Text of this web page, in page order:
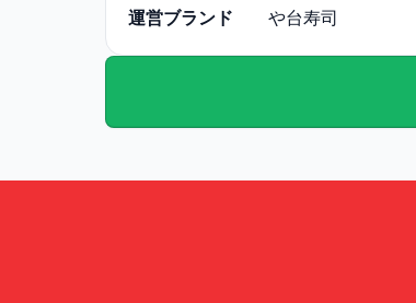
運営ブランド
や台寿司